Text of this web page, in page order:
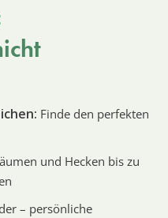
Finde den perfekten
und Hecken bis zu
– persönliche